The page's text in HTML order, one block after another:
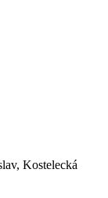
Kostelecká